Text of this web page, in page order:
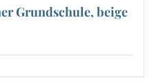
Grundschule, beige